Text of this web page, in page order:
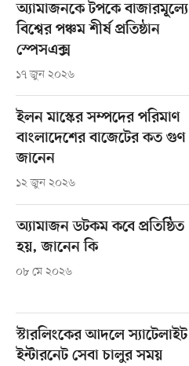
অ্যামাজনকে টপকে বাজারমূল্যে
বিশ্বের পঞ্চম শীর্ষ প্রতিষ্ঠান
স্পেসএক্স
১৭ জুন ২০২৬
ইলন মাস্কের সম্পদের পরিমাণ
বাংলাদেশের বাজেটের কত গুণ
জানেন
১২ জুন ২০২৬
অ্যামাজন ডটকম কবে প্রতিষ্ঠিত
হয়, জানেন কি
০৮ মে ২০২৬
স্টারলিংকের আদলে স্যাটেলাইট
ইন্টারনেট সেবা চালুর সময়